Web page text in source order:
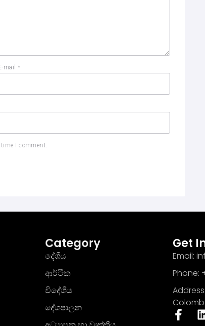
mail*
I comment.
Get
Email:
Phone:
Category
දේශීය
ආර්ථික
විදේශීය
දේශපාලන